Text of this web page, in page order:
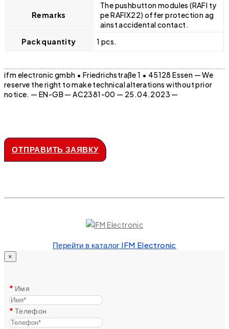
Remarks
The pushbutton modules (RAFI ty
pe RAFIX22) offer protection ag
ainst accidental contact.
Pack quantity
1 pcs.
ifm electronic gmbh • Friedrichstraße 1 • 45128 Essen — We
reserve the right to make technical alterations without prior
notice. — EN-GB — AC2381-00 — 25.04.2023 —
ОТПРАВИТЬ ЗАЯВКУ
Перейти в каталог IFM Electronic
×
Имя
Телефон